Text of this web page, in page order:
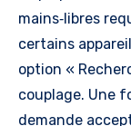
mains‑libres
certains
option «
couplage. Une
demande